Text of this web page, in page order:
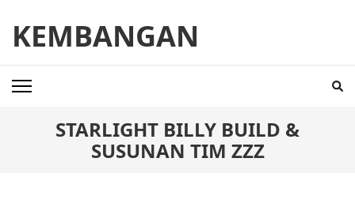
content
(Press
Enter)
KEMBANGAN
STARLIGHT BILLY BUILD &
SUSUNAN TIM ZZZ